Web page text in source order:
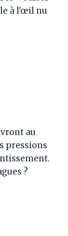
à l'œil nu
au
pressions
?